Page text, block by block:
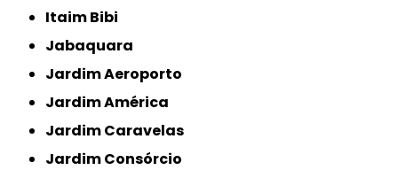
Itaim Bibi
Jabaquara
Jardim Aeroporto
Jardim América
Jardim Caravelas
Jardim Consórcio